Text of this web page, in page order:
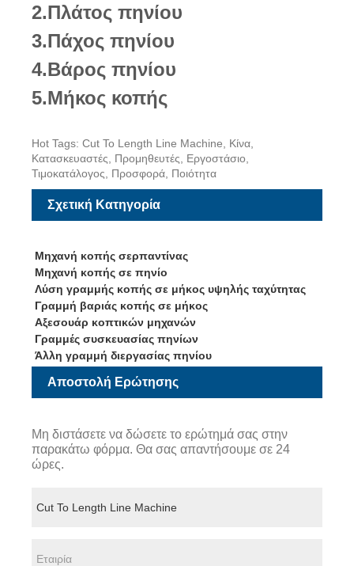
2.Πλάτος πηνίου
3.Πάχος πηνίου
4.Βάρος πηνίου
5.Μήκος κοπής
Hot Tags: Cut To Length Line Machine, Κίνα,
Κατασκευαστές, Προμηθευτές, Εργοστάσιο,
Τιμοκατάλογος, Προσφορά, Ποιότητα
Σχετική Κατηγορία
Μηχανή κοπής σερπαντίνας
Μηχανή κοπής σε πηνίο
Λύση γραμμής κοπής σε μήκος υψηλής ταχύτητας
Γραμμή βαριάς κοπής σε μήκος
Αξεσουάρ κοπτικών μηχανών
Γραμμές συσκευασίας πηνίων
Άλλη γραμμή διεργασίας πηνίου
Αποστολή Ερώτησης
Μη διστάσετε να δώσετε το ερώτημά σας στην
παρακάτω φόρμα. Θα σας απαντήσουμε σε 24
ώρες.